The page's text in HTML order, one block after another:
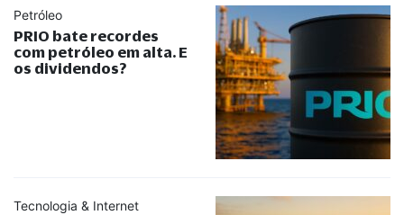
Petróleo
PRIO bate recordes
com petróleo em alta. E
os dividendos?
Tecnologia & Internet